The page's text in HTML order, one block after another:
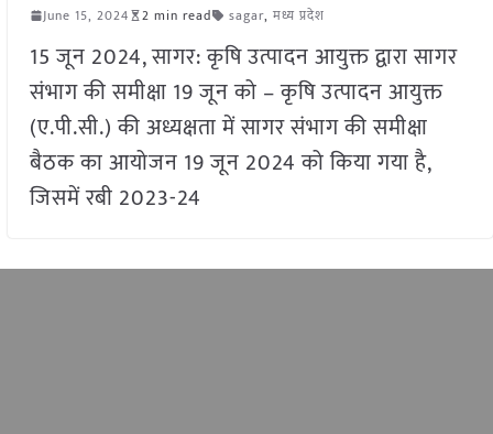
June 15, 2024 2 min read sagar, मध्य प्रदेश
15 जून 2024, सागर: कृषि उत्पादन आयुक्त द्वारा सागर
संभाग की समीक्षा 19 जून को – कृषि उत्पादन आयुक्त
(ए.पी.सी.) की अध्यक्षता में सागर संभाग की समीक्षा
बैठक का आयोजन 19 जून 2024 को किया गया है,
जिसमें रबी 2023-24